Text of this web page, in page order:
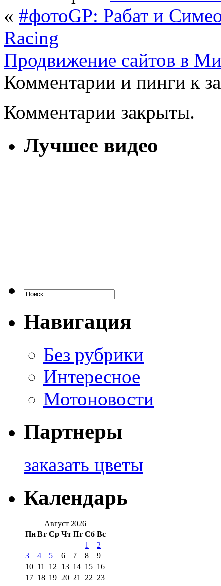
« #фотоGP: Рабат и
Racing
Продвижение сайтов в
Комментарии и пинги к
Комментарии закрыты.
Лучшее видео
Навигация
Без рубрики
Интересное
Мотоновости
Партнеры
заказать цветы
Календарь
Август 2026
Пн Вт Ср Чт Пт Сб Вс
1
2
3
4 5 6 7 8
9
10 11 12 13 14 15 16
17 18 19 20 21 22 23